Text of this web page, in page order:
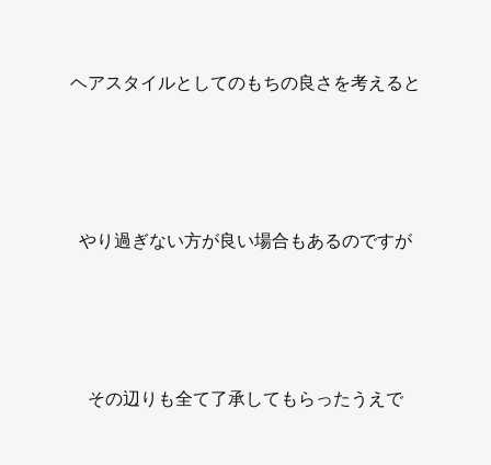
ヘアスタイルとしてのもちの良さを考えると
やり過ぎない方が良い場合もあるのですが
その辺りも全て了承してもらったうえで